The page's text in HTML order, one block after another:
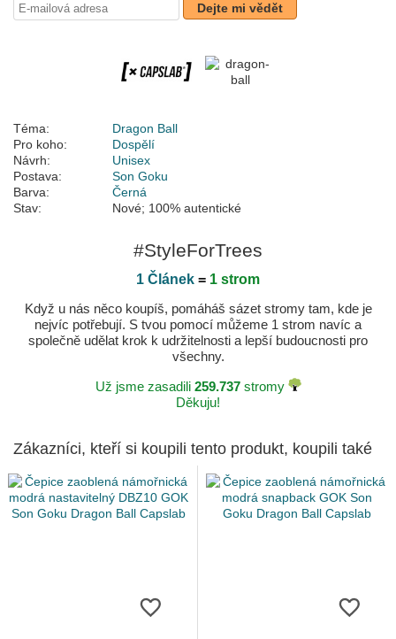
Dejte mi vědět
Téma:
Dragon Ball
Pro koho:
Dospělí
Návrh:
Unisex
Postava:
Son Goku
Barva:
Černá
Stav:
Nové; 100% autentické
#StyleForTrees
1 Článek = 1 strom
Když u nás něco koupíš, pomáháš sázet stromy tam, kde je
nejvíc potřebují. S tvou pomocí můžeme 1 strom navíc a
společně udělat krok k udržitelnosti a lepší budoucnosti pro
všechny.
Už jsme zasadili 259.737stromy
Děkuju!
Zákazníci, kteří si koupili tento produkt, koupili také